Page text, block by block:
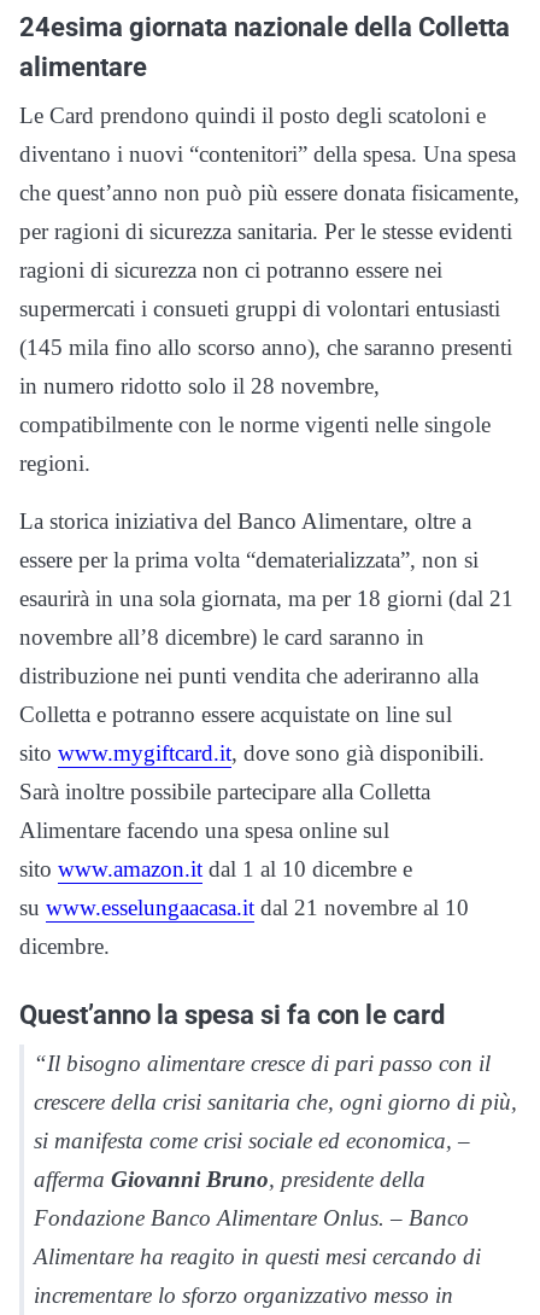
24esima giornata nazionale della Colletta
alimentare
Le Card prendono quindi il posto degli scatoloni e
diventano i nuovi “contenitori” della spesa. Una spesa
che quest’anno non può più essere donata fisicamente,
per ragioni di sicurezza sanitaria. Per le stesse evidenti
ragioni di sicurezza non ci potranno essere nei
supermercati i consueti gruppi di volontari entusiasti
(145 mila fino allo scorso anno), che saranno presenti
in numero ridotto solo il 28 novembre,
compatibilmente con le norme vigenti nelle singole
regioni.
La storica iniziativa del Banco Alimentare, oltre a
essere per la prima volta “dematerializzata”, non si
esaurirà in una sola giornata, ma per 18 giorni (dal 21
novembre all’8 dicembre) le card saranno in
distribuzione nei punti vendita che aderiranno alla
Colletta e potranno essere acquistate on line sul
sito www.mygiftcard.it, dove sono già disponibili.
Sarà inoltre possibile partecipare alla Colletta
Alimentare facendo una spesa online sul
sito www.amazon.it dal 1 al 10 dicembre e
su www.esselungaacasa.it dal 21 novembre al 10
dicembre.
Quest’anno la spesa si fa con le card
“Il bisogno alimentare cresce di pari passo con il
crescere della crisi sanitaria che, ogni giorno di più,
si manifesta come crisi sociale ed economica, –
afferma Giovanni Bruno, presidente della
Fondazione Banco Alimentare Onlus. – Banco
Alimentare ha reagito in questi mesi cercando di
incrementare lo sforzo organizzativo messo in